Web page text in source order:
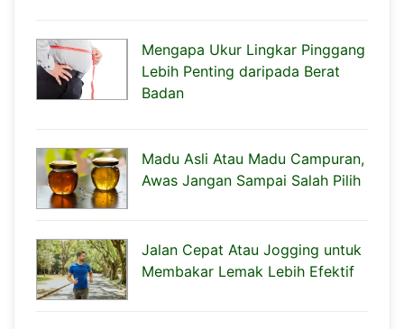
Mengapa Ukur Lingkar Pinggang
Lebih Penting daripada Berat
Badan
Madu Asli Atau Madu Campuran,
Awas Jangan Sampai Salah Pilih
Jalan Cepat Atau Jogging untuk
Membakar Lemak Lebih Efektif